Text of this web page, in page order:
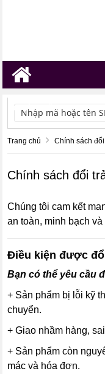
TÌM KIẾM
Trang chủ Chính sách
Chính sách đổi
Chúng tôi cam kết
an toàn, minh bạch
Điều kiện được
Bạn có thể yêu cầu
+ Sản phẩm bị lỗi kỹ
chuyển.
+ Giao nhầm hàng,
+ Sản phẩm còn
mác và hóa đơn.